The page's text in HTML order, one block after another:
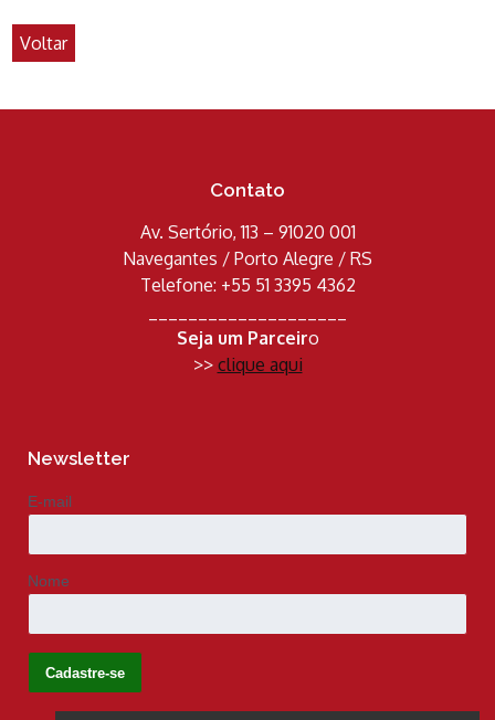
Voltar
Contato
Av. Sertório, 113 – 91020 001
Navegantes / Porto Alegre / RS
Telefone: +55 51 3395 4362
Seja um Parceiro
>> clique aqui
Newsletter
E-mail
Nome